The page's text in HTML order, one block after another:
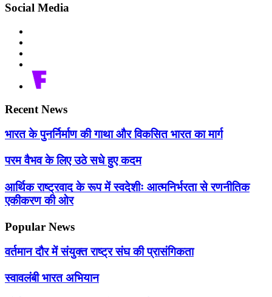
Social Media
Recent News
भारत के पुनर्निर्माण की गाथा और विकसित भारत का मार्ग
परम वैभव के लिए उठे सधे हुए कदम
आर्थिक राष्ट्रवाद के रूप में स्वदेशीः आत्मनिर्भरता से रणनीतिक
एकीकरण की ओर
Popular News
वर्तमान दौर में संयुक्त राष्ट्र संघ की प्रासंगिकता
स्वावलंबी भारत अभियान